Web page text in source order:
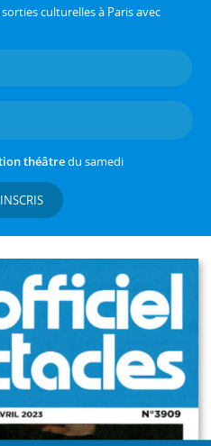
culturelles à Paris avec
théâtredu samedi